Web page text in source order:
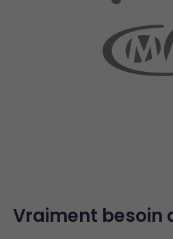
Vraiment besoin